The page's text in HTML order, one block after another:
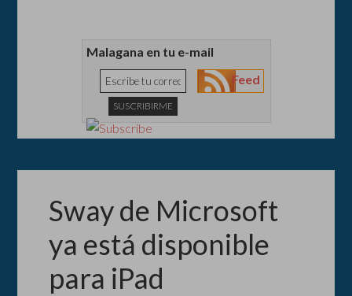
Malagana en tu e-mail
Feed
Sway de Microsoft
ya está disponible
para iPad